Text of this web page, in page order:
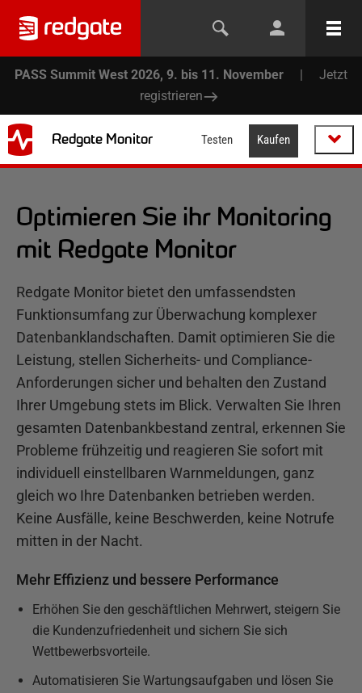
PASS Summit West 2026, 9. bis 11. November |
Jetzt
registrieren
Redgate Monitor Testen Kaufen
Optimieren Sie ihr Monitoring
mit Redgate Monitor
Redgate Monitor bietet den umfassendsten
Funktionsumfang zur Überwachung komplexer
Datenbanklandschaften. Damit optimieren Sie die
Leistung, stellen Sicherheits- und Compliance-
Anforderungen sicher und behalten den Zustand
Ihrer Umgebung stets im Blick. Verwalten Sie Ihren
gesamten Datenbankbestand zentral, erkennen Sie
Probleme frühzeitig und reagieren Sie sofort mit
individuell einstellbaren Warnmeldungen, ganz
gleich wo Ihre Datenbanken betrieben werden.
Keine Ausfälle, keine Beschwerden, keine Notrufe
mitten in der Nacht.
Mehr Effizienz und bessere Performance
Erhöhen Sie den geschäftlichen Mehrwert, steigern Sie
die Kundenzufriedenheit und sichern Sie sich
Wettbewerbsvorteile.
Automatisieren Sie Wartungsaufgaben und lösen Sie